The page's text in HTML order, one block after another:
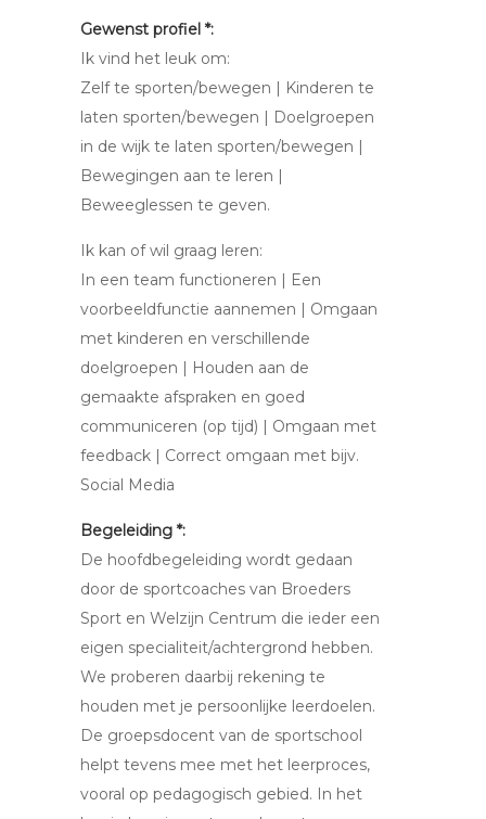
Gewenst profiel *:
Ik vind het leuk om:
Zelf te sporten/bewegen | Kinderen te
laten sporten/bewegen | Doelgroepen
in de wijk te laten sporten/bewegen |
Bewegingen aan te leren |
Beweeglessen te geven.
Ik kan of wil graag leren:
In een team functioneren | Een
voorbeeldfunctie aannemen | Omgaan
met kinderen en verschillende
doelgroepen | Houden aan de
gemaakte afspraken en goed
communiceren (op tijd) | Omgaan met
feedback | Correct omgaan met bijv.
Social Media
Begeleiding *:
De hoofdbegeleiding wordt gedaan
door de sportcoaches van Broeders
Sport en Welzijn Centrum die ieder een
eigen specialiteit/achtergrond hebben.
We proberen daarbij rekening te
houden met je persoonlijke leerdoelen.
De groepsdocent van de sportschool
helpt tevens mee met het leerproces,
vooral op pedagogisch gebied. In het